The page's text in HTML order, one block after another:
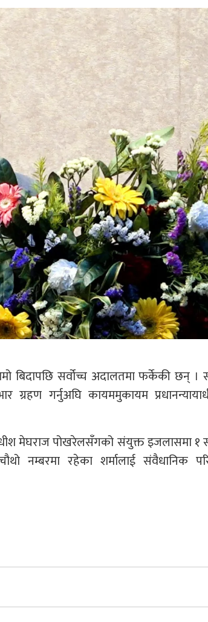
बिदापछि सर्वोच्च अदालतमा फर्केकी छन् ।
ग्रहण गर्नुअघि कायममुकायम
मेघराज पोखरेलसँगको संयुक्त इजलासमा १
नम्बरमा रहेका शर्मालाई संवैधानिक